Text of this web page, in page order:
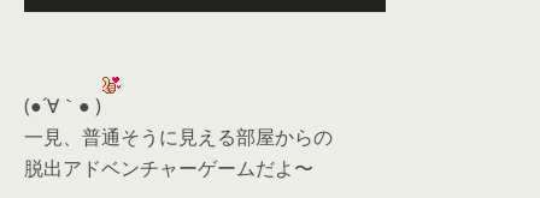
(●´∀｀● )
一見、普通そうに見える部屋からの
脱出アドベンチャーゲームだよ〜